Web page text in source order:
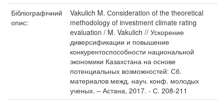
Бібліографічний
опис:
Vakulich M. Сonsideration of the theoretical
methodology of investment climate rating
evaluation / M. Vakulich // Ускорение
диверсификации и повышение
конкурентоспособности национальной
экономики Казахстана на основе
потенциальных возможностей: Сб.
материалов межд. науч. конф. молодых
ученых. – Астана, 2017. - С. 208-211